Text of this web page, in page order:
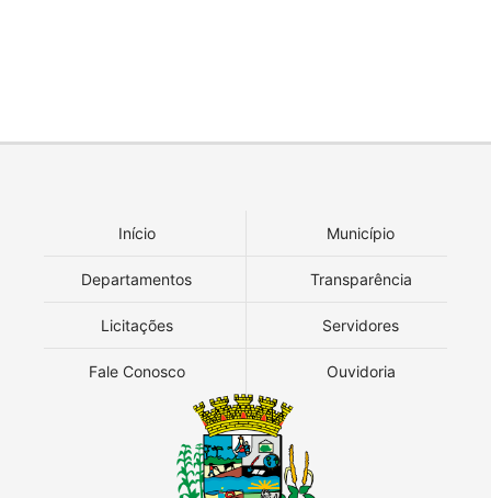
Início Município
Departamentos Transparência
Licitações Servidores
Fale Conosco Ouvidoria